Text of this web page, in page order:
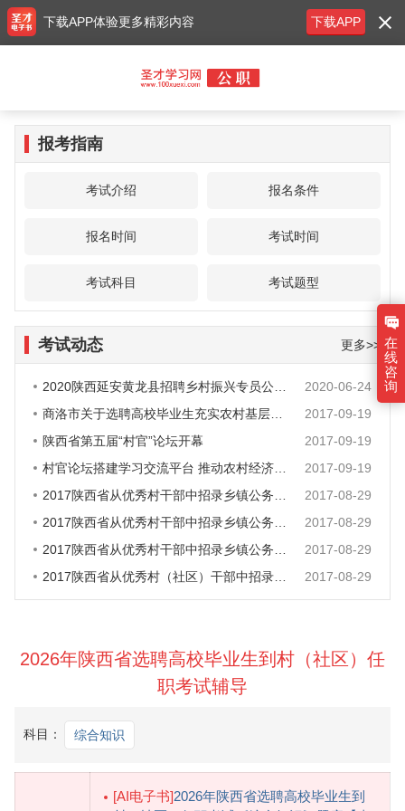
报考指南
考试介绍 报名条件
报名时间 考试时间
考试科目 考试题型
考试动态 更多>>
2020-06-24
2017-09-19
陕西省第五届“村官”论坛开幕
2017-09-19
2017-09-19
2017-08-29
2017-08-29
2017-08-29
2017-08-29
2026年陕西省选聘高校毕业生到村（社区）任
职考试辅导
科目： 综合知识
[AI电子书]2026年陕西省选聘高校毕业生到
下载APP
下载APP体验更多精彩内容
在
线
咨
询